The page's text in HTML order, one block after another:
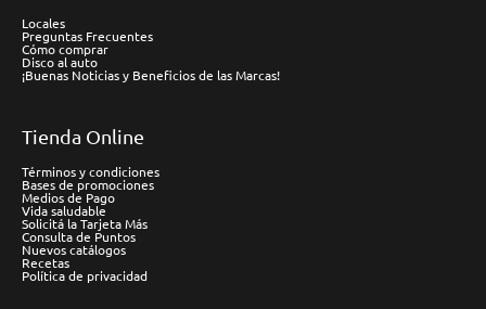
Locales
Preguntas Frecuentes
Cómo comprar
Disco al auto
¡Buenas Noticias y Beneficios de las Marcas!
Tienda Online
Términos y condiciones
Bases de promociones
Medios de Pago
Vida saludable
Solicitá la Tarjeta Más
Consulta de Puntos
Nuevos catálogos
Recetas
Política de privacidad